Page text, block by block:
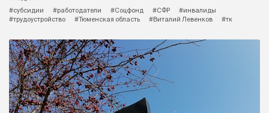
#субсидии
#работодатели #Соцфонд #СФР
#инвалиды
#трудоустройство
#Тюменская область #Виталий Левенков #тк